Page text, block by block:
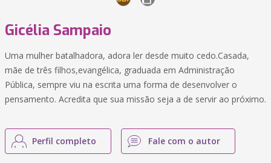
Gicélia Sampaio
Uma mulher batalhadora, adora ler desde muito cedo.Casada,
mãe de três filhos,evangélica, graduada em Administração
Pública, sempre viu na escrita uma forma de desenvolver o
pensamento. Acredita que sua missão seja a de servir ao próximo.
Perfil completo Fale com o autor